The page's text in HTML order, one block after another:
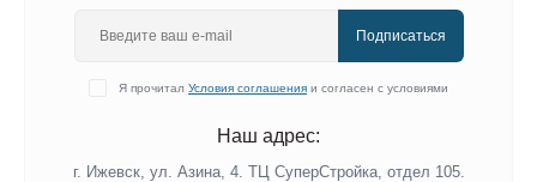
Подписаться
Я прочитал Условия соглашения и согласен с условиями
Наш адрес:
г. Ижевск, ул. Азина, 4. ТЦ СуперСтройка, отдел 105.